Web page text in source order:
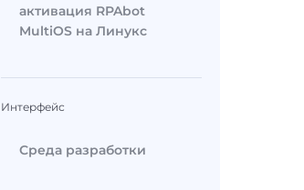
активация RPAbot
MultiOS на Линукс
Интерфейс
Среда разработки